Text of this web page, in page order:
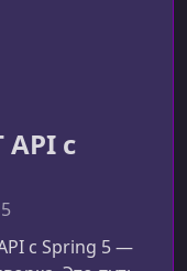
API с
с Spring 5 —